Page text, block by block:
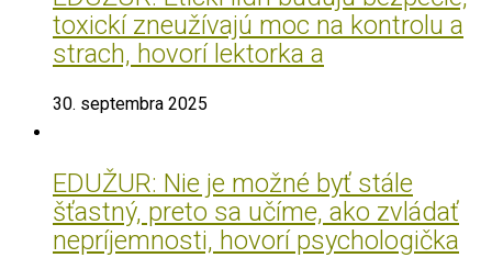
toxickí zneužívajú moc na kontrolu a
strach, hovorí lektorka a
30. septembra 2025
EDUŽUR: Nie je možné byť stále
šťastný, preto sa učíme, ako zvládať
nepríjemnosti, hovorí psychologička